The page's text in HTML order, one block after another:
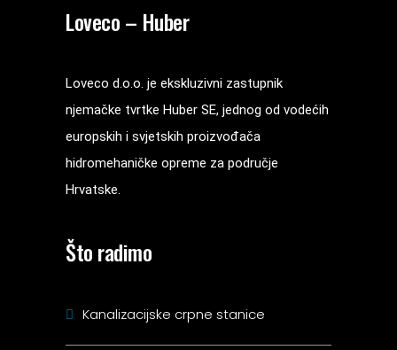
Loveco – Huber
Loveco d.o.o. je ekskluzivni zastupnik
njemačke tvrtke Huber SE, jednog od vodećih
europskih i svjetskih proizvođača
hidromehaničke opreme za područje
Hrvatske.
Što radimo
Kanalizacijske crpne stanice